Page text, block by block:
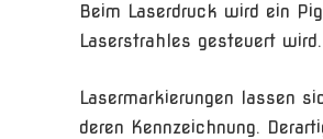
Beim Laserdruck wird ein
Laserstrahles gesteuert wird.
Lasermarkierungen lassen
deren Kennzeichnung.